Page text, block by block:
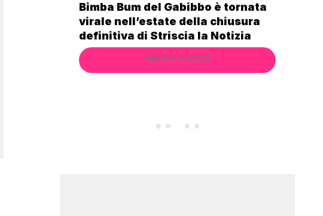
Bimba Bum del Gabibbo è tornata
virale nell’estate della chiusura
definitiva di Striscia la Notizia
FABIANO MINACCI